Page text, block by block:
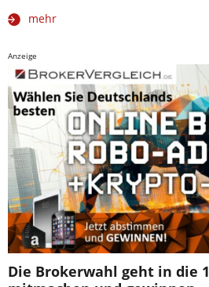
mehr
Anzeige
Die Brokerwahl geht in die